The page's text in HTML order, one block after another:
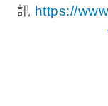
訊 https://